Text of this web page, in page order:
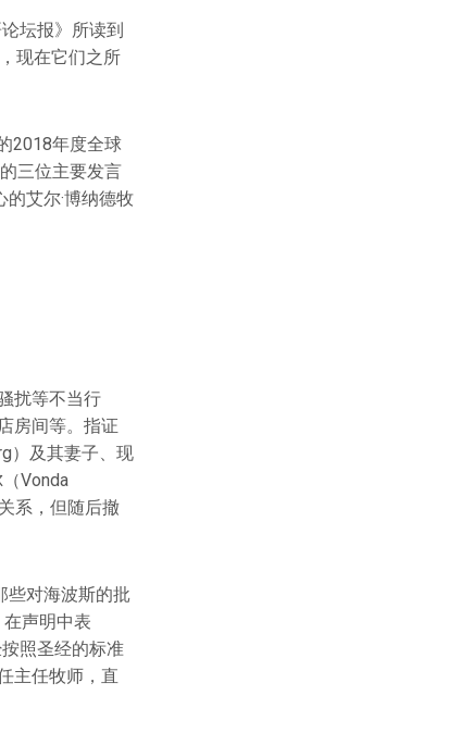
坛报》所读到
现在它们之所
2018年度全球
三位主要发言
艾尔·博纳德牧
扰等不当行
房间等。指证
）及其妻子、现
Vonda
系，但随后撤
些对海波斯的批
在声明中表
照圣经的标准
主任牧师，直